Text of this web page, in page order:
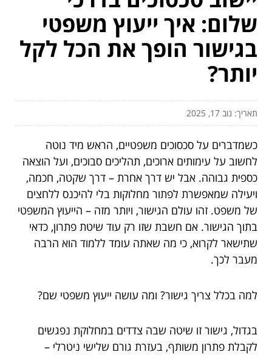
שלום: איך ייעוץ משפטי
בגישור הופך את הכל לקל
יותר?
תאריך: נוב 17, 2025
כשמדברים על סכסוכים משפטיים, הראש מיד נוטה
לחשוב על עימותים ארוכים, תהליכים סבוכים, ועל הוצאה
כספית גבוהה. אבל יש דרך אחרת – דרך שקטה, חכמה,
ויעילה שמאפשרת לפתור מחלוקות בלי להיכנס ללחצים
של משפט. זהו עולם הגישור, ויותר מזה – הייעוץ המשפטי
בתוך הגישור. אם חשבת שזו רק עוד שיטת פתרון, כדאי
שתישאר לקרוא, כי מה שאתה עומד ללמוד הוא הרבה
מעבר לכך.
למה בכלל צריך גישור? ומה עושה ייעוץ משפטי שם?
בגדול, גישור זו שיטה שבה צדדים במחלוקת נפגשים
לקבלת פתרון משותף, בעזרת גורם שלישי ניטרלי –